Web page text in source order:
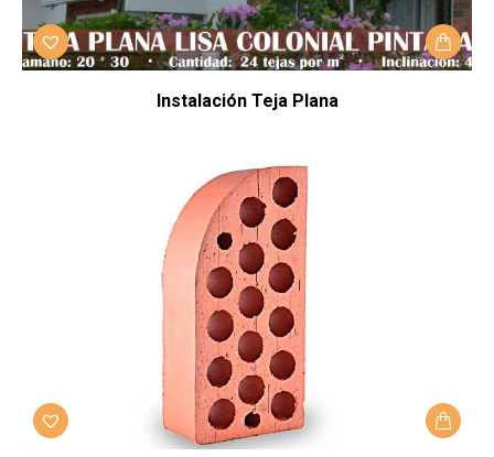
Instalación Teja Plana